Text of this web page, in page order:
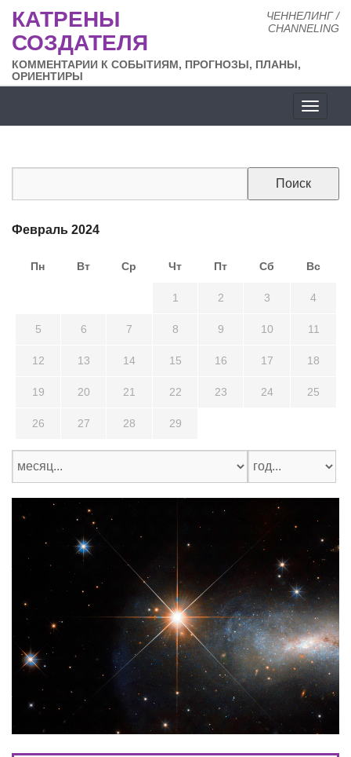
ЧЕННЕЛИНГ /
CHANNELING
КАТРЕНЫ
СОЗДАТЕЛЯ
КОММЕНТАРИИ К СОБЫТИЯМ, ПРОГНОЗЫ, ПЛАНЫ,
ОРИЕНТИРЫ
сайта
Февраль 2024
Пн Вт Ср Чт Пт Сб Вс
1 2 3 4
5 6 7 8 9 10 11
12 13 14 15 16 17 18
19 20 21 22 23 24 25
26 27 28 29